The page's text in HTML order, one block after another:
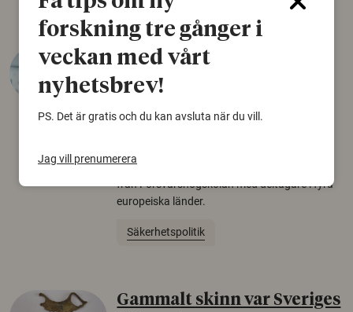
Varför tror vissa på rysk
desinformation?
för rysk desinformation. Det visar en studie
från Försvarshögskolan med deltagare i fyra
europeiska länder.
Säkerhetspolitik
Gammalt skinn var Sveriges
forskning tre gånger i
veckan med vårt
nyhetsbrev!
PS. Det är gratis och du kan avsluta när du vill.
Jag vill prenumerera